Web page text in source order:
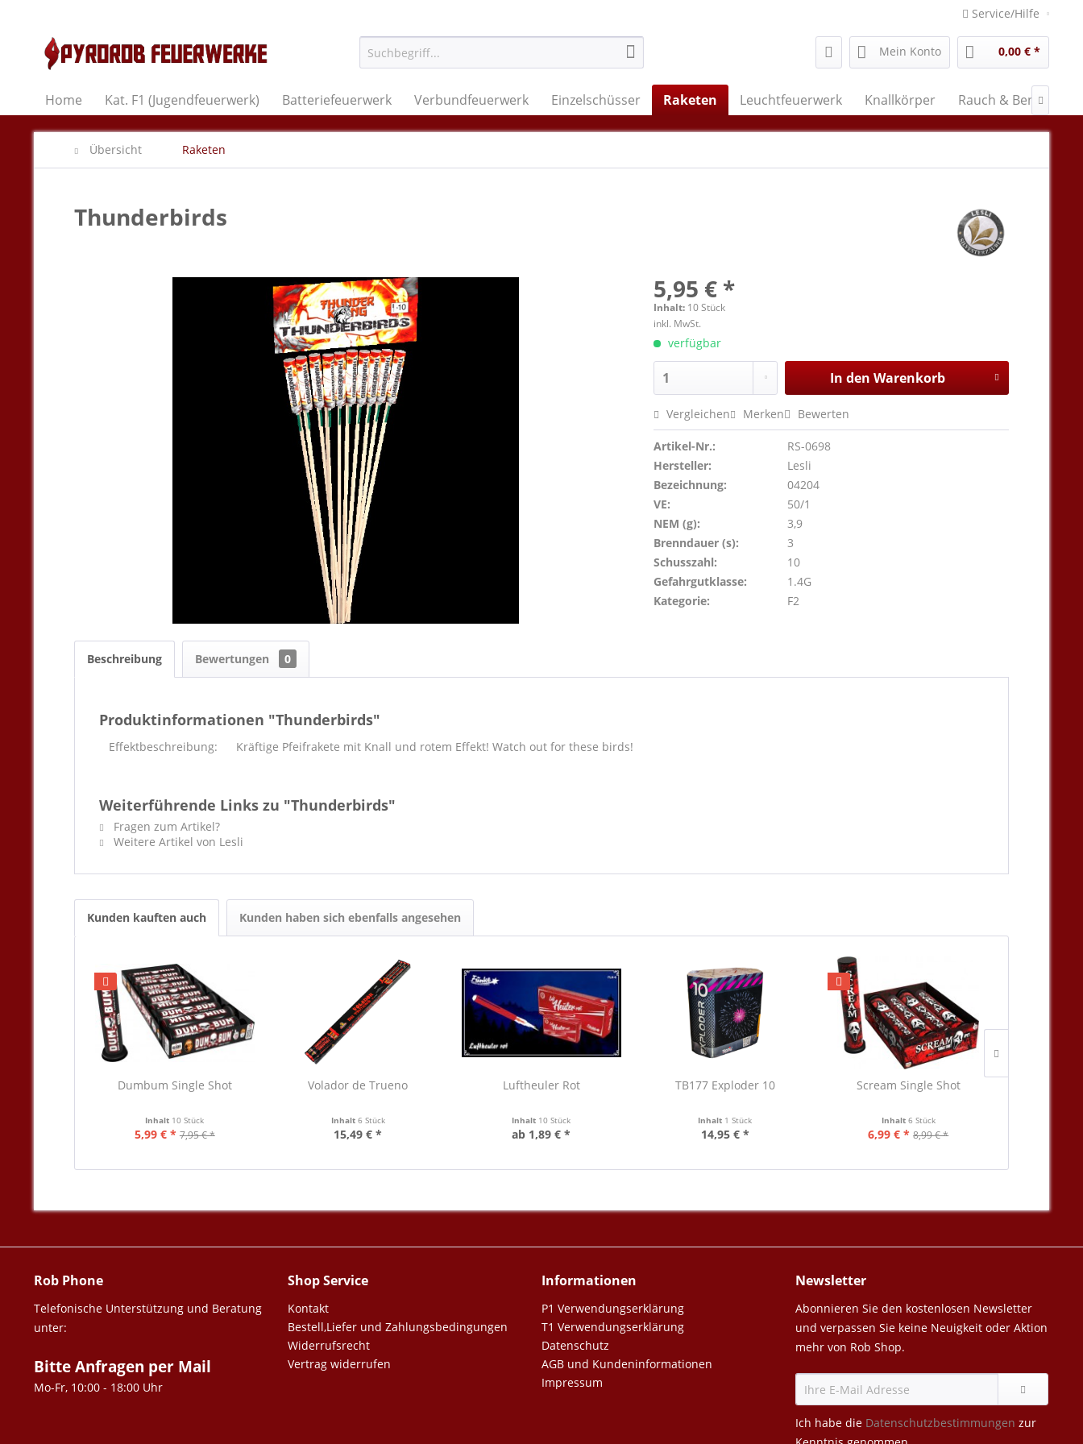
Service/Hilfe
Mein Konto 0,00 € *
Home Kat. F1 (Jugendfeuerwerk) Batteriefeuerwerk Verbundfeuerwerk Einzelschüsser Raketen Leuchtfeuerwerk Knallkörper Rauch & Bengal

Übersicht Raketen
Thunderbirds
5,95 € *
Inhalt: 10 Stück
inkl. MwSt.
verfügbar
In den Warenkorb
Vergleichen Merken Bewerten
Artikel-Nr.:
RS-0698
Hersteller:
Lesli
Bezeichnung:
04204
VE:
50/1
NEM (g):
3,9
Brenndauer (s):
3
Schusszahl:
10
Gefahrgutklasse:
1.4G
Kategorie:
F2
Beschreibung Bewertungen 0
Produktinformationen "Thunderbirds"
Effektbeschreibung: Kräftige Pfeifrakete mit Knall und rotem Effekt! Watch out for these birds!
Weiterführende Links zu "Thunderbirds"
Fragen zum Artikel?
Weitere Artikel von Lesli
Kunden kauften auch Kunden haben sich ebenfalls angesehen
Dumbum Single Shot
Inhalt 10 Stück
5,99 € * 7,95 € *
Volador de Trueno
Inhalt 6 Stück
15,49 € *
Luftheuler Rot
Inhalt 10 Stück
ab 1,89 € *
TB177 Exploder 10
Inhalt 1 Stück
14,95 € *
Scream Single Shot
Inhalt 6 Stück
6,99 € * 8,99 € *
Rob Phone
Telefonische Unterstützung und Beratung
unter:
Bitte Anfragen per Mail
Mo-Fr, 10:00 - 18:00 Uhr
Shop Service
Kontakt
Bestell,Liefer und Zahlungsbedingungen
Widerrufsrecht
Vertrag widerrufen
Informationen
P1 Verwendungserklärung
T1 Verwendungserklärung
Datenschutz
AGB und Kundeninformationen
Impressum
Newsletter
Abonnieren Sie den kostenlosen Newsletter
und verpassen Sie keine Neuigkeit oder Aktion
mehr von Rob Shop.
Ich habe die Datenschutzbestimmungen zur